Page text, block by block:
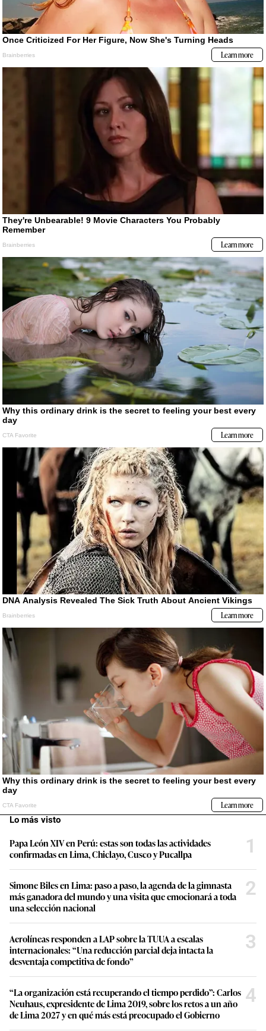
Lo más visto
Papa León XIV en Perú: estas son todas las actividades
confirmadas en Lima, Chiclayo, Cusco y Pucallpa
1
Simone Biles en Lima: paso a paso, la agenda de la gimnasta
más ganadora del mundo y una visita que emocionará a toda
una selección nacional
2
Aerolíneas responden a LAP sobre la TUUA a escalas
internacionales: “Una reducción parcial deja intacta la
desventaja competitiva de fondo”
3
“La organización está recuperando el tiempo perdido”: Carlos
Neuhaus, expresidente de Lima 2019, sobre los retos a un año
de Lima 2027 y en qué más está preocupado el Gobierno
4